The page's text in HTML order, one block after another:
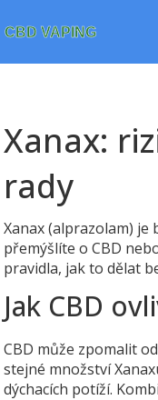
Xanax:
rady
Xanax (alprazolam)
přemýšlíte o CBD
pravidla, jak to dělat
Jak CBD
CBD může zpomalit
stejné množství
dýchacích potíží.